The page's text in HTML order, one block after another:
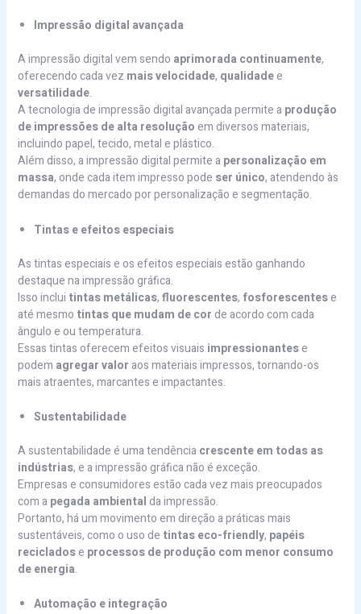
Impressão digital avançada
A impressão digital vem sendo aprimorada continuamente,
oferecendo cada vez mais velocidade, qualidadee
versatilidade.
A tecnologia de impressão digital avançada permite a produção
de impressões de alta resoluçãoem diversos materiais,
incluindo papel, tecido, metal e plástico.
Além disso, a impressão digital permite a personalização em
massa, onde cada item impresso pode ser único, atendendo às
demandas do mercado por personalização e segmentação.
Tintas e efeitos especiais
As tintas especiais e os efeitos especiais estão ganhando
destaque na impressão gráfica.
Isso inclui tintas metálicas,fluorescentes, fosforescentese
até mesmo tintas que mudam de cor de acordo com cada
ângulo e ou temperatura.
Essas tintas oferecem efeitos visuais impressionantese
podem agregar valor aos materiais impressos, tornando-os
mais atraentes, marcantes e impactantes.
Sustentabilidade
A sustentabilidade é uma tendência crescente em todas as
indústrias, e a impressão gráfica não é exceção.
Empresas e consumidores estão cada vez mais preocupados
com a pegada ambiental da impressão.
Portanto, há um movimento em direção a práticas mais
sustentáveis, como o uso de tintas eco-friendly, papéis
recicladose processos de produção com menor consumo
de energia.
Automação e integração